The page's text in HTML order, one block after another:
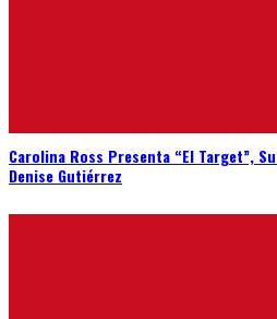
Carolina Ross Presenta “El Target”,
Denise Gutiérrez